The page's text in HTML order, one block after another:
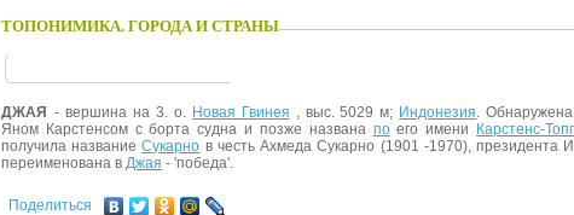
ТОПОНИМИКА. ГОРОДА И СТРАНЫ
ДЖАЯ - вершина на 3. о. Новая Гвинея , выс. 5029 м; Индонезия.
Яном Карстенсом с борта судна и позже названа поего имени Карстенс-
получила названиеСукарно в честь Ахмеда Сукарно (1901 -1970), президента
переименована в Джая - 'победа'.
Поделиться